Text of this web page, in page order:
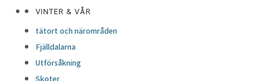
VINTER & VÅR
tätort och närområden
Fjälldalarna
Utförsåkning
Skoter